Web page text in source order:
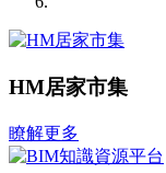
HM居家市集
瞭解更多